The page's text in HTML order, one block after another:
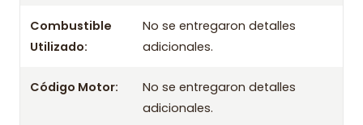
2006 2007 2008 2009 2010 2011 2012 2013 2014 2015 2016
96349031 96408517 96408623 96468826
Combustible
Utilizado:
No se entregaron detalles
adicionales.
Código Motor:
No se entregaron detalles
adicionales.